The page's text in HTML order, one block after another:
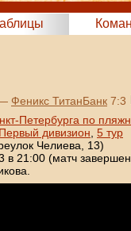
Феникс ТитанБанк 7:3
Петербурга по
дивизион 5 тур
Челиева, 13)
в 21:00 (матч